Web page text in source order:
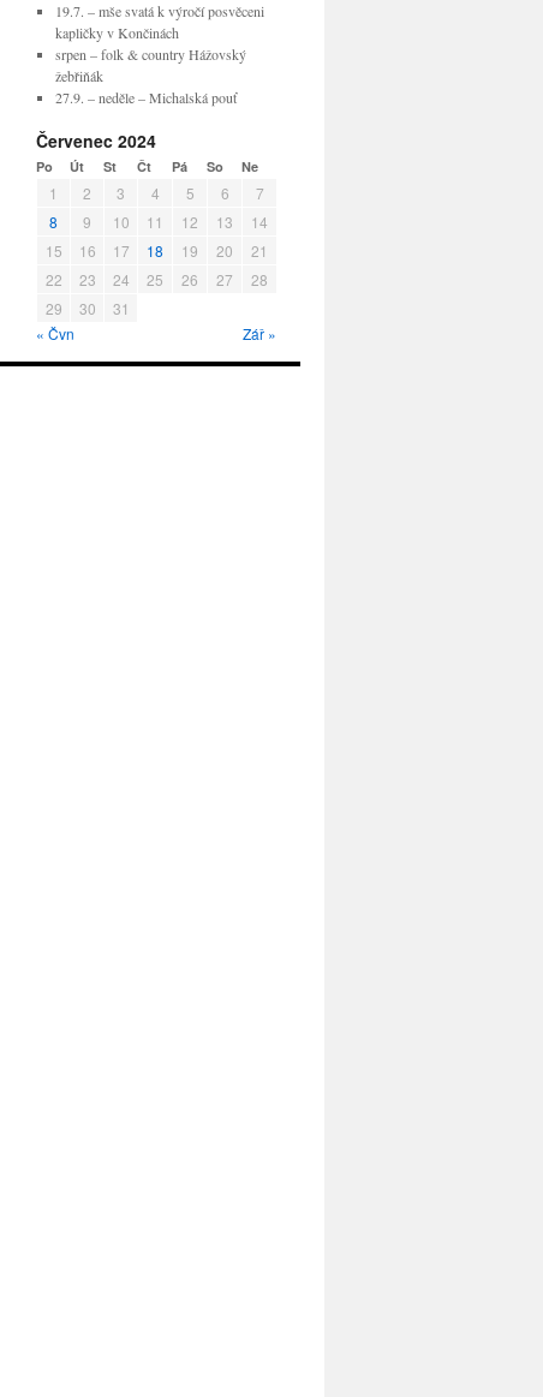
19.7. – mše svatá k výročí posvěceni
kapličky v Končinách
srpen – folk & country Hážovský
žebřiňák
27.9. – neděle – Michalská pouť
Červenec 2024
Po Út St Čt Pá So Ne
1 2 3 4 5 6
7
8
9 10 11 12 13
14
15
16 17 18 19 20
21
22
23 24 25 26 27
28
29
30
31
« Čvn
Zář »